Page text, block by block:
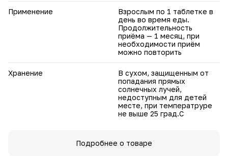
Применение
Взрослым по 1 таблетке в
день во время еды.
Продолжительность
приёма — 1 месяц, при
необходимости приём
можно повторить
Хранение
В сухом, защищенным от
попадания прямых
солнечных лучей,
недоступным для детей
месте, при температруре
не выше 25 град.С
Подробнее о товаре